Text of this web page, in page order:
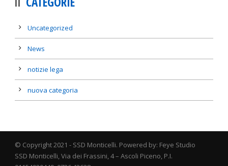
Uncategorized
News
notizie lega
nuova categoria
© Copyright 2021 - SSD Monticelli. Powered by: Feye Studio
SSD Monticelli, Via dei Frassini, 4 – Ascoli Piceno, P.I.